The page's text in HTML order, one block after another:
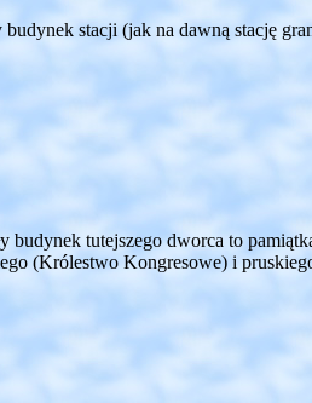
budynek stacji (jak na dawną stację
budynek tutejszego dworca to
(Królestwo Kongresowe) i